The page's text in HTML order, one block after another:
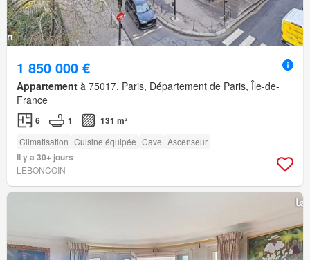
1 850 000 €
Appartement à 75017, Paris, Département de Paris, Île-de-
France
6 1 131 m²
Climatisation Cuisine équipée Cave Ascenseur
Il y a 30+ jours
LEBONCOIN